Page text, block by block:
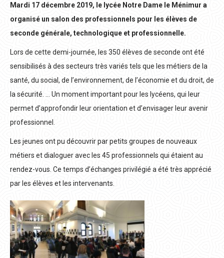
Mardi 17 décembre 2019, le lycée Notre Dame le Ménimur a
organisé un salon des professionnels pour les élèves de
seconde générale, technologique et professionnelle.
Lors de cette demi-journée, les 350 élèves de seconde ont été
sensibilisés à des secteurs très variés tels que les métiers de la
santé, du social, de l’environnement, de l’économie et du droit, de
la sécurité. … Un moment important pour les lycéens, qui leur
permet d’approfondir leur orientation et d’envisager leur avenir
professionnel.
Les jeunes ont pu découvrir par petits groupes de nouveaux
métiers et dialoguer avec les 45 professionnels qui étaient au
rendez-vous. Ce temps d’échanges privilégié a été très apprécié
par les élèves et les intervenants.